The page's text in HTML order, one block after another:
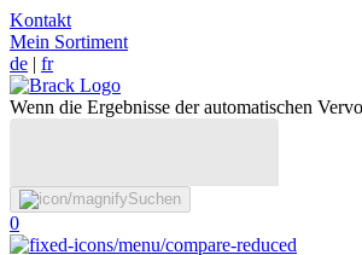
Kontakt
Mein Sortiment
de | fr
Wenn die Ergebnisse der automatischen
Suchen
0